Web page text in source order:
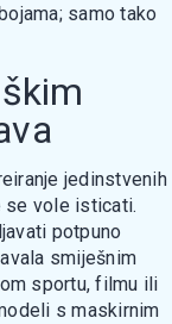
samo tako
jedinstvenih
se vole isticati.
potpuno
smiješnim
sportu, filmu ili
s maskirnim